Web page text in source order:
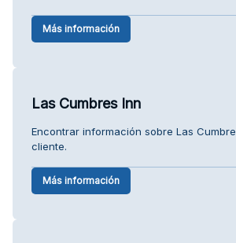
Más información
Las Cumbres Inn
Encontrar información sobre Las
cliente.
Más información